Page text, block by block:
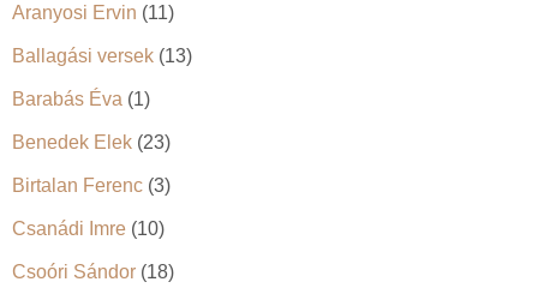
Aranyosi Ervin (11)
Ballagási versek (13)
Barabás Éva (1)
Benedek Elek (23)
Birtalan Ferenc (3)
Csanádi Imre (10)
Csoóri Sándor (18)